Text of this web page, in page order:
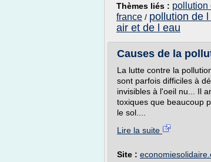
Thèmes liés : pollution
france / pollution de
air et de l eau
Causes de la
La lutte contre la
sont parfois difficiles à
invisibles à l'oeil nu... Il
toxiques que beaucoup
le sol....
Lire la suite
Site :